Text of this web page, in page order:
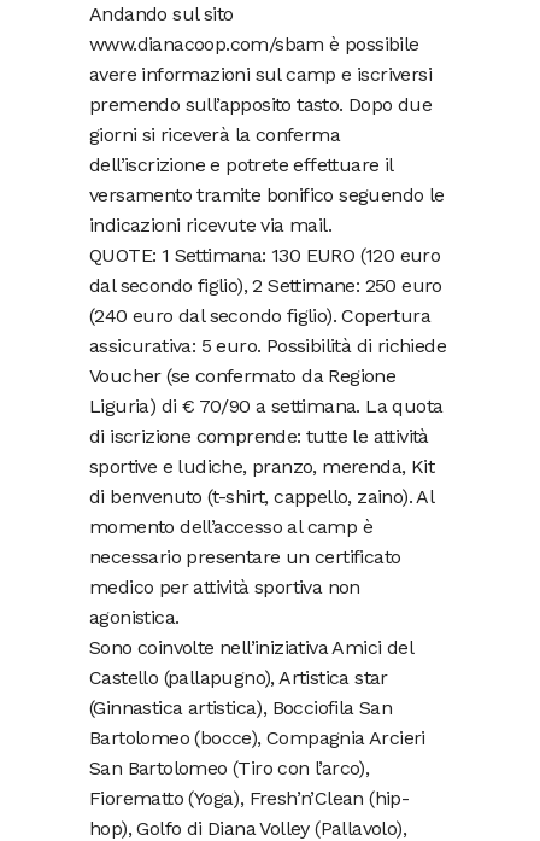
Andando sul sito
www.dianacoop.com/sbam è possibile
avere informazioni sul camp e iscriversi
premendo sull’apposito tasto. Dopo due
giorni si riceverà la conferma
dell’iscrizione e potrete effettuare il
versamento tramite bonifico seguendo le
indicazioni ricevute via mail.
QUOTE: 1 Settimana: 130 EURO (120 euro
dal secondo figlio), 2 Settimane: 250 euro
(240 euro dal secondo figlio). Copertura
assicurativa: 5 euro. Possibilità di richiede
Voucher (se confermato da Regione
Liguria) di € 70/90 a settimana. La quota
di iscrizione comprende: tutte le attività
sportive e ludiche, pranzo, merenda, Kit
di benvenuto (t-shirt, cappello, zaino). Al
momento dell’accesso al camp è
necessario presentare un certificato
medico per attività sportiva non
agonistica.
Sono coinvolte nell’iniziativa Amici del
Castello (pallapugno), Artistica star
(Ginnastica artistica), Bocciofila San
Bartolomeo (bocce), Compagnia Arcieri
San Bartolomeo (Tiro con l’arco),
Fiorematto (Yoga), Fresh’n’Clean (hip-
hop), Golfo di Diana Volley (Pallavolo),